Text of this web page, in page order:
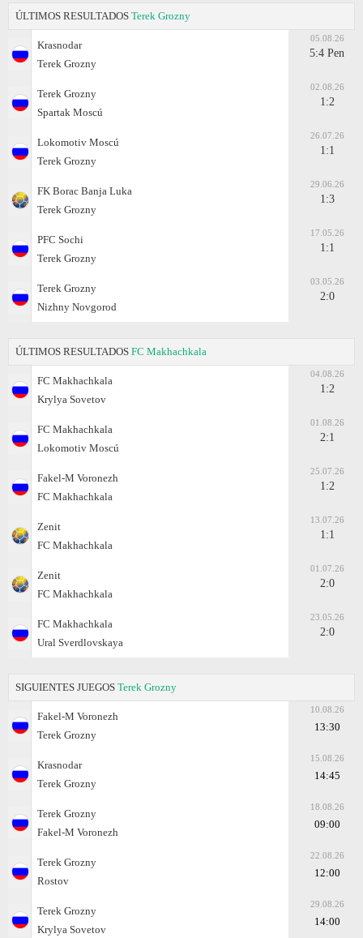
ÚLTIMOS RESULTADOS Terek Grozny
Krasnodar
Terek Grozny
05.08.26
5:4 Pen
Terek Grozny
Spartak Moscú
02.08.26
1:2
Lokomotiv Moscú
Terek Grozny
26.07.26
1:1
FK Borac Banja Luka
Terek Grozny
29.06.26
1:3
PFC Sochi
Terek Grozny
17.05.26
1:1
Terek Grozny
Nizhny Novgorod
03.05.26
2:0
ÚLTIMOS RESULTADOS FC Makhachkala
FC Makhachkala
Krylya Sovetov
04.08.26
1:2
FC Makhachkala
Lokomotiv Moscú
01.08.26
2:1
Fakel-M Voronezh
FC Makhachkala
25.07.26
1:2
Zenit
FC Makhachkala
13.07.26
1:1
Zenit
FC Makhachkala
01.07.26
2:0
FC Makhachkala
Ural Sverdlovskaya
23.05.26
2:0
SIGUIENTES JUEGOS Terek Grozny
Fakel-M Voronezh
Terek Grozny
10.08.26
13:30
Krasnodar
Terek Grozny
15.08.26
14:45
Terek Grozny
Fakel-M Voronezh
18.08.26
09:00
Terek Grozny
Rostov
22.08.26
12:00
Terek Grozny
Krylya Sovetov
29.08.26
14:00